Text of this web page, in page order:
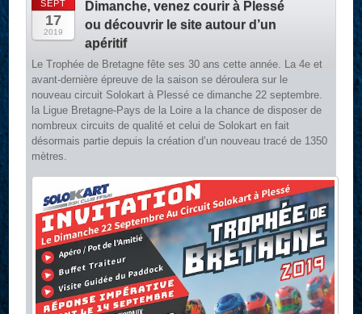
SEPT
17
2019
Dimanche, venez courir à Plessé
ou découvrir le site autour d’un
apéritif
Le Trophée de Bretagne fête ses 30 ans cette année. La 4e et
avant-dernière épreuve de la saison se déroulera sur le
nouveau circuit Solokart à Plessé ce dimanche 22 septembre.
la Ligue Bretagne-Pays de la Loire a la chance de disposer de
nombreux circuits de qualité et celui de Solokart en fait
désormais partie depuis la création d’un nouveau tracé de 1350
mètres.